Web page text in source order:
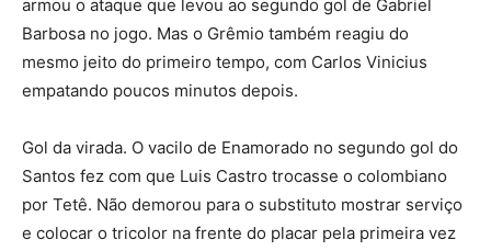
armou o ataque que levou ao segundo gol de Gabriel
Barbosa no jogo. Mas o Grêmio também reagiu do
mesmo jeito do primeiro tempo, com Carlos Vinicius
empatando poucos minutos depois.
Gol da virada. O vacilo de Enamorado no segundo gol do
Santos fez com que Luis Castro trocasse o colombiano
por Tetê. Não demorou para o substituto mostrar serviço
e colocar o tricolor na frente do placar pela primeira vez